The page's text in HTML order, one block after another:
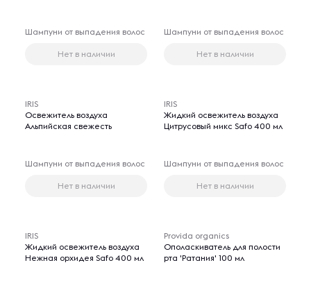
Шампуни от выпадения волос
Нет в наличии
Шампуни от выпадения волос
Нет в наличии
IRIS
Освежитель воздуха
Альпийская свежесть
Шампуни от выпадения волос
Нет в наличии
IRIS
Жидкий освежитель воздуха
Цитрусовый микс Safo 400 мл
Шампуни от выпадения волос
Нет в наличии
IRIS
Жидкий освежитель воздуха
Нежная орхидея Safo 400 мл
Provida organics
Ополаскиватель для полости
рта 'Ратания' 100 мл